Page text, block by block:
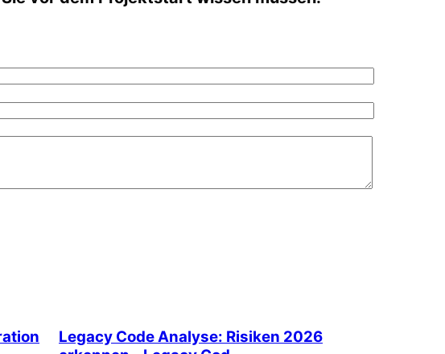
Legacy Code Analyse: Risiken 2026